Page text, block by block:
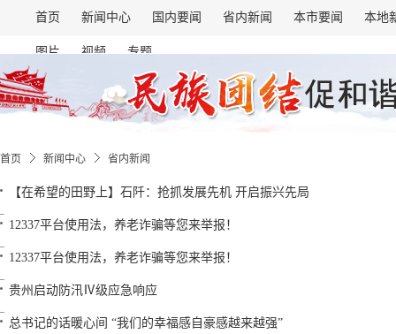
首页 新闻中心 国内要闻 省内新闻 本市要闻 本地
图片 视频 专题
首页 新闻中心 省内新闻
【在希望的田野上】石阡：抢抓发展先机 开启振兴先局
12337平台使用法，养老诈骗等您来举报！
12337平台使用法，养老诈骗等您来举报！
贵州启动防汛Ⅳ级应急响应
总书记的话暖心间 “我们的幸福感自豪感越来越强”